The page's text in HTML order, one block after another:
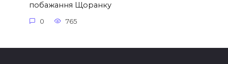
побажання Щоранку
0 765